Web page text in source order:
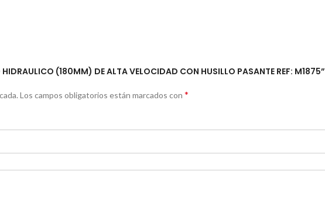
(180MM) DE ALTA VELOCIDAD CON HUSILLO PASANTE REF: M1875”
Los campos obligatorios están marcados con *